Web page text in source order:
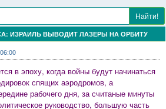
Найти!
ИЗРАИЛЬ ВЫВОДИТ ЛАЗЕРЫ НА ОРБИТУ
в эпоху, когда войны будут начинаться
спящих аэродромов, а
рабочего дня, за считаные минуты
руководство, большую часть